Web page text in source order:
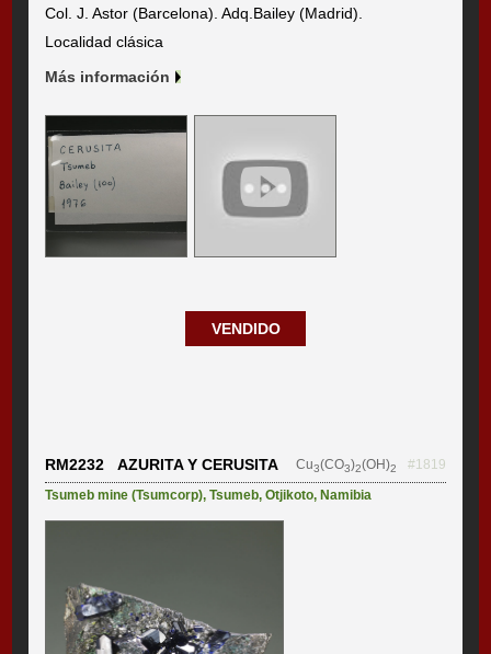
Col. J. Astor (Barcelona). Adq.Bailey (Madrid).
Localidad clásica
Más información
VENDIDO
RM2232 AZURITA Y CERUSITA Cu3(CO3)2(OH)2
#1819
Tsumeb mine (Tsumcorp),Tsumeb,Otjikoto,Namibia